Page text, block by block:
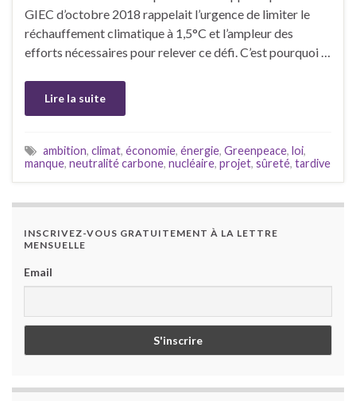
GIEC d’octobre 2018 rappelait l’urgence de limiter le
réchauffement climatique à 1,5°C et l’ampleur des
efforts nécessaires pour relever ce défi. C’est pourquoi …
Lire la suite
ambition, climat, économie, énergie, Greenpeace, loi,
manque, neutralité carbone, nucléaire, projet, sûreté, tardive
INSCRIVEZ-VOUS GRATUITEMENT À LA LETTRE
MENSUELLE
Email